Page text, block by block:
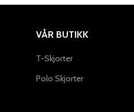
VÅR BUTIKK
T-Skjorter
Polo Skjorter